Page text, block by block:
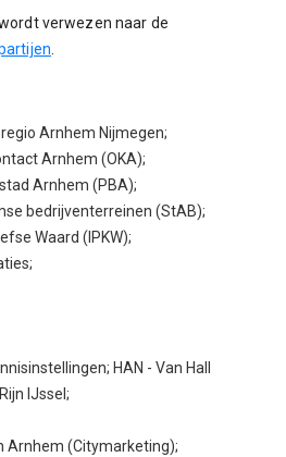
verwezen naar de
Arnhem Nijmegen;
Arnhem (OKA);
Arnhem (PBA);
bedrijventerreinen (StAB);
Waard (IPKW);
HAN - Van Hall
IJssel;
Arnhem (Citymarketing);